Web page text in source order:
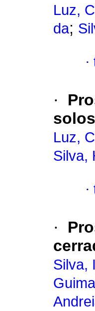
Luz,
da;
·
·
Luz,
Silva,
·
·
Silva,